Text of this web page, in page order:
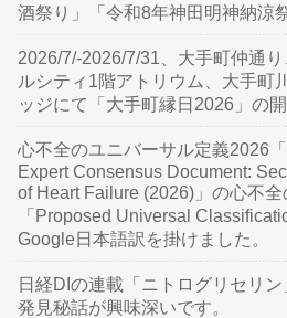
酒祭り」「令和8年神田明神納涼
2026/7/-2026/7/31、大手町仲通
ルシティ1階アトリウム、大手町
ッジにて「大手町縁日2026」の開
心不全のユニバーサル定義2026
Expert Consensus Document:
of Heart Failure (2026)」の心不
「Proposed Universal
Google日本語訳を掛けました。
日経DIの連載「ニトログリセリ
発見秘話が興味深いです。